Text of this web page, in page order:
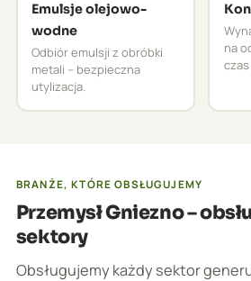
Emulsje olejowo-
wodne
Odbiór emulsji z obróbki
metali – bezpieczna
utylizacja.
na
BRANŻE, KTÓRE OBSŁUGUJEMY
Przemysł Gniezno –
sektory
Obsługujemy każdy sektor